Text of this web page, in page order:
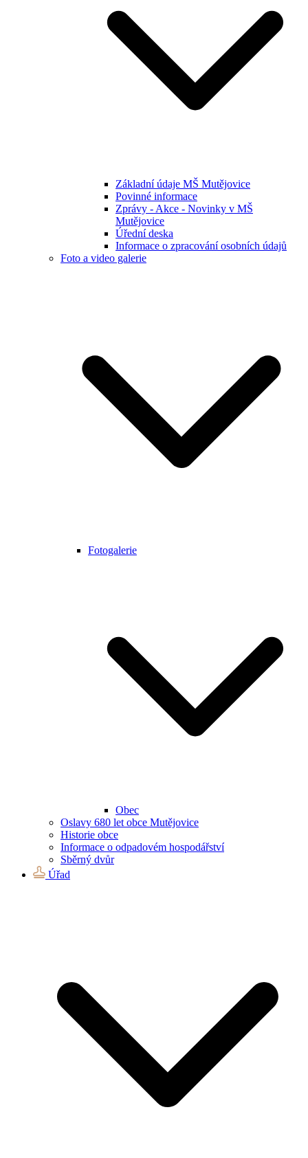
Základní údaje MŠ Mutějovice
Povinné informace
Zprávy - Akce - Novinky v MŠ
Mutějovice
Úřední deska
Informace o zpracování osobních údajů
Foto a video galerie
Fotogalerie
Obec
Oslavy 680 let obce Mutějovice
Historie obce
Informace o odpadovém hospodářství
Sběrný dvůr
Úřad